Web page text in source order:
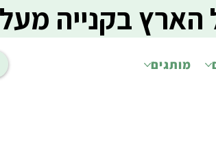
מותגים
הארץ בקנייה מעל